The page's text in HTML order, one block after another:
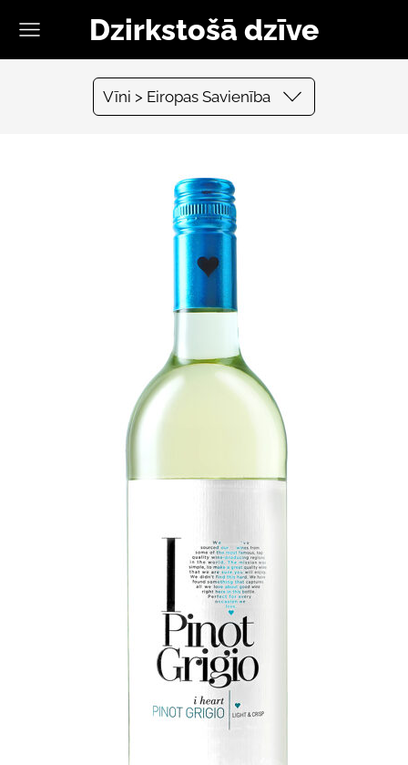
Dzirkstošā dzīve
Vīni > Eiropas Savienība